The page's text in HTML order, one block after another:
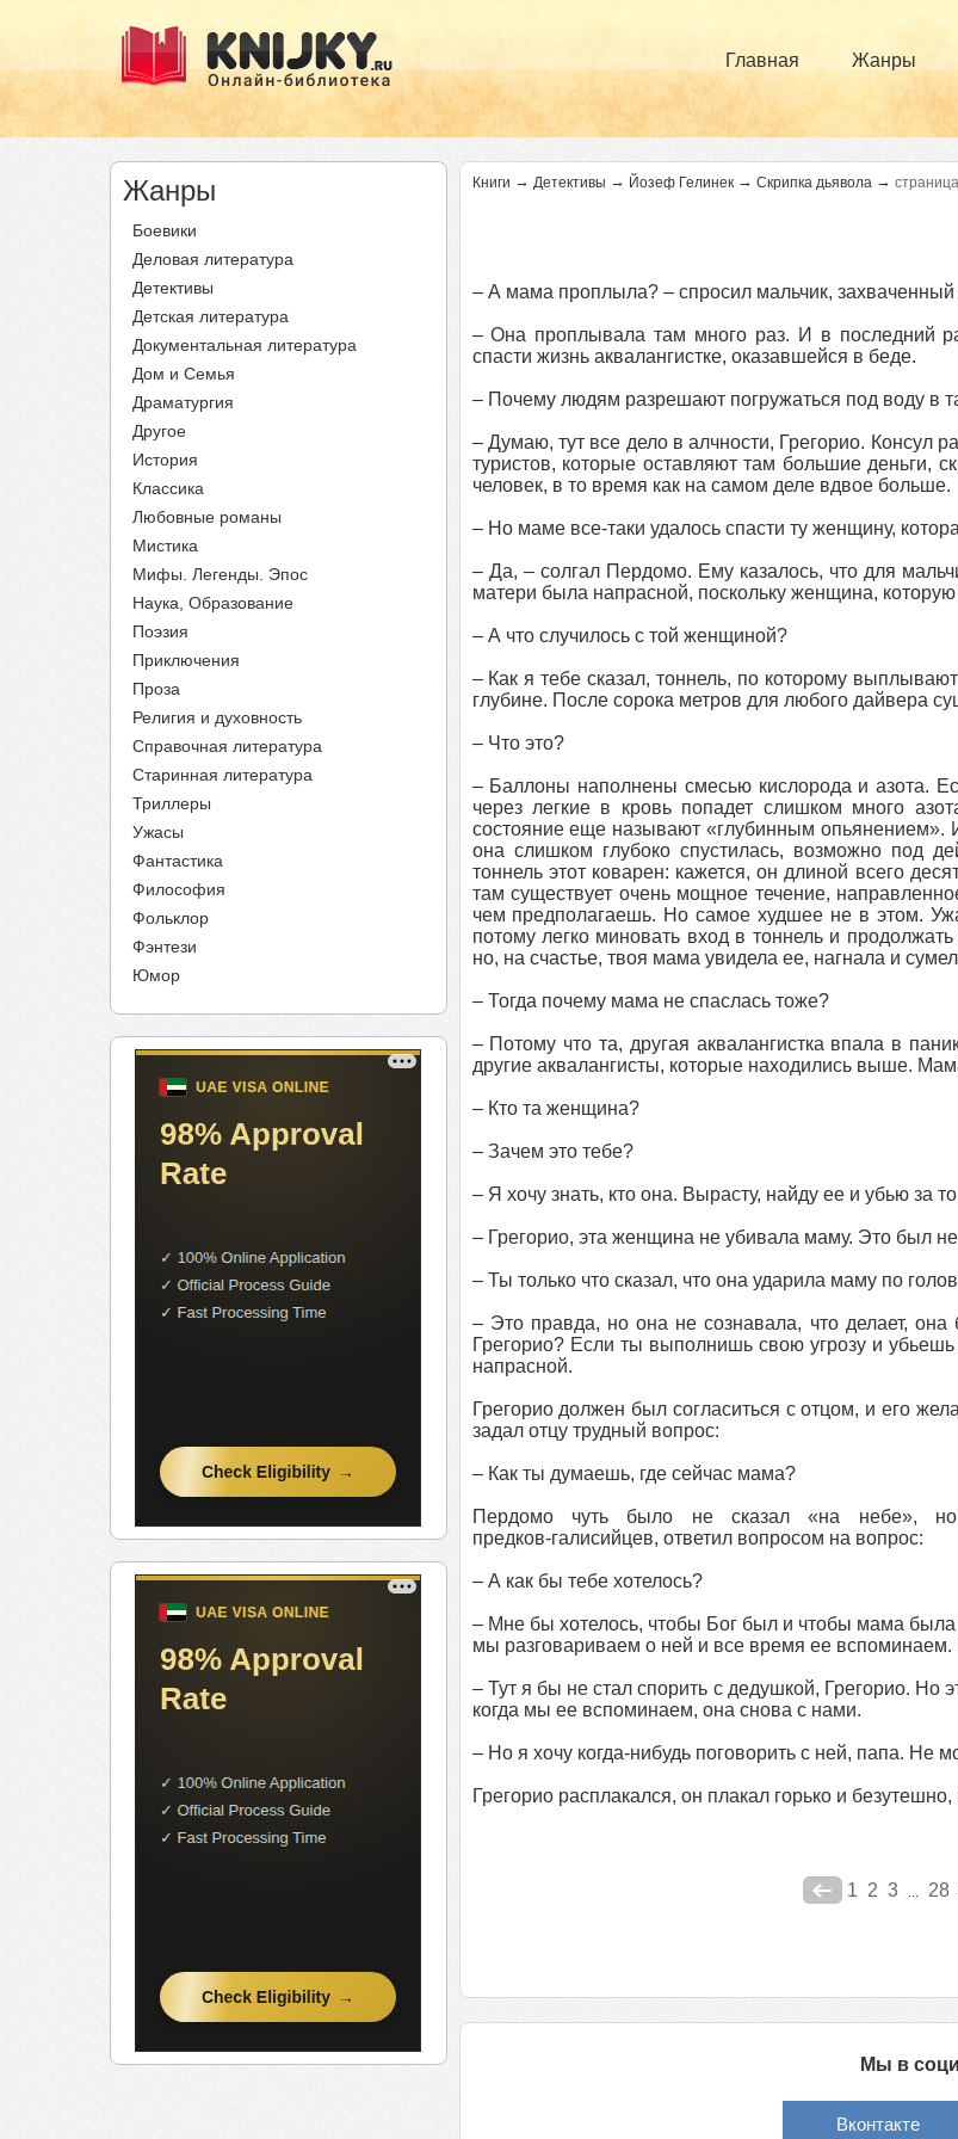
Главная Жанры
Жанры
Боевики
Деловая литература
Детективы
Детская литература
Документальная литература
Дом и Семья
Драматургия
Другое
История
Классика
Любовные романы
Мистика
Мифы. Легенды. Эпос
Наука, Образование
Поэзия
Приключения
Проза
Религия и духовность
Справочная литература
Старинная литература
Триллеры
Ужасы
Фантастика
Философия
Фольклор
Фэнтези
Юмор
Книги → Детективы → Йозеф Гелинек → Скрипка дьявола →
– А мама проплыла? – спросил мальчик, захваченный
– Она проплывала там много раз. И в последний
спасти жизнь аквалангистке, оказавшейся в беде.
– Почему людям разрешают погружаться под воду в
– Думаю, тут все дело в алчности, Грегорио. Консул
туристов, которые оставляют там большие деньги,
человек, в то время как на самом деле вдвое больше.
– Но маме все‑таки удалось спасти ту женщину,
– Да, – солгал Пердомо. Ему казалось, что для
матери была напрасной, поскольку женщина,
– А что случилось с той женщиной?
– Как я тебе сказал, тоннель, по которому
глубине. После сорока метров для любого дайвера
– Что это?
– Баллоны наполнены смесью кислорода и азота.
через легкие в кровь попадет слишком много
состояние еще называют «глубинным опьянением».
она слишком глубоко спустилась, возможно под
тоннель этот коварен: кажется, он длиной всего
там существует очень мощное течение,
чем предполагаешь. Но самое худшее не в этом.
потому легко миновать вход в тоннель и
но, на счастье, твоя мама увидела ее, нагнала и
– Тогда почему мама не спаслась тоже?
– Потому что та, другая аквалангистка впала в
другие аквалангисты, которые находились выше.
– Кто та женщина?
– Зачем это тебе?
– Я хочу знать, кто она. Вырасту, найду ее и убью за
– Грегорио, эта женщина не убивала маму. Это был
– Ты только что сказал, что она ударила маму по
– Это правда, но она не сознавала, что делает,
Грегорио? Если ты выполнишь свою угрозу и
напрасной.
Грегорио должен был согласиться с отцом, и его
задал отцу трудный вопрос:
– Как ты думаешь, где сейчас мама?
Пердомо чуть было не сказал «на небе»,
предков‑галисийцев, ответил вопросом на вопрос:
– А как бы тебе хотелось?
– Мне бы хотелось, чтобы Бог был и чтобы мама
мы разговариваем о ней и все время ее вспоминаем.
– Тут я бы не стал спорить с дедушкой, Грегорио. Но
когда мы ее вспоминаем, она снова с нами.
– Но я хочу когда‑нибудь поговорить с ней, папа. Не
Грегорио расплакался, он плакал горько и
1 2 3 ... 28
Мы в
Вконтакте